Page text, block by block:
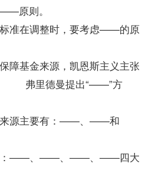
原则。
准在调整时，要考虑——的原
基金来源，凯恩斯主义主张
弗里德曼提出“——”方
源主要有：——、——和
：——、——、——、——四大